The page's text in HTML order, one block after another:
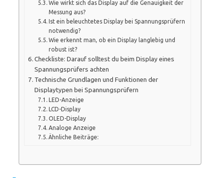
Wie wirkt sich das Display auf die Genauigkeit der
Messung aus?
Ist ein beleuchtetes Display bei Spannungsprüfern
notwendig?
Wie erkennt man, ob ein Display langlebig und
robust ist?
Checkliste: Darauf solltest du beim Display eines
Spannungsprüfers achten
Technische Grundlagen und Funktionen der
Displaytypen bei Spannungsprüfern
LED-Anzeige
LCD-Display
OLED-Display
Analoge Anzeige
Ähnliche Beiträge: